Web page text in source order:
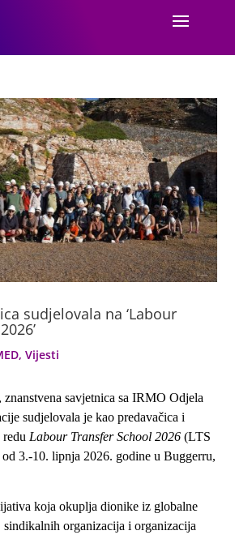
sudjelovala na ‘Labour
,Vijesti
znanstvena savjetnica sa IRMO Odjela
sudjelovala jekao predavačica i
Labour Transfer School 2026 (LTS
3.-10. lipnja 2026. godine u Buggerru,
koja okuplja dionike iz globalne
sindikalnih organizacija i organizacija